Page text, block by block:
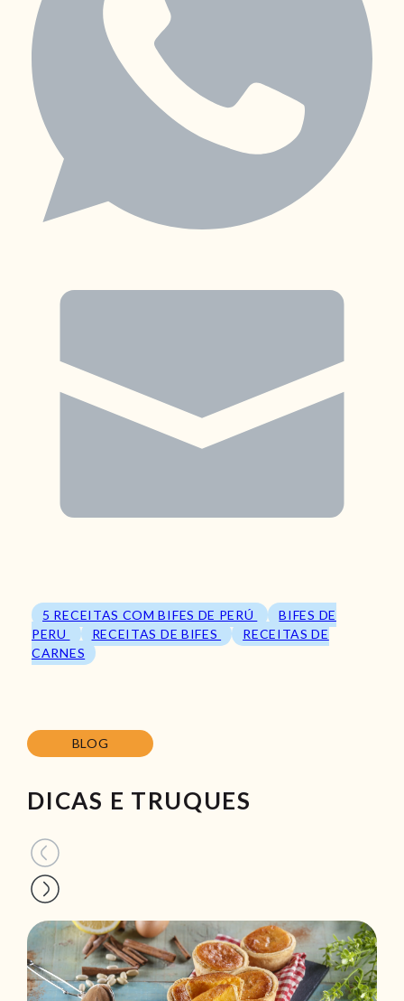
5 RECEITAS COM BIFES DE PERÚ
BIFES DE
PERU
RECEITAS DE BIFES
RECEITAS DE
CARNES
BLOG
DICAS E TRUQUES